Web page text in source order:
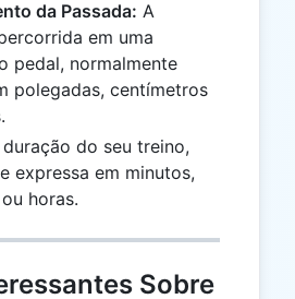
da Passada: A
em uma
pedal, normalmente
polegadas, centímetros
duração do seu treino,
expressa em minutos,
horas.
Sobre